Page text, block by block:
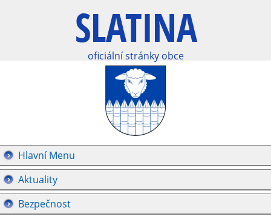
oficiální stránky obce
Hlavní Menu
Aktuality
Bezpečnost